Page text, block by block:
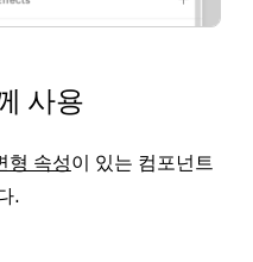
사용
형 속성이 있는 컴포넌트
.